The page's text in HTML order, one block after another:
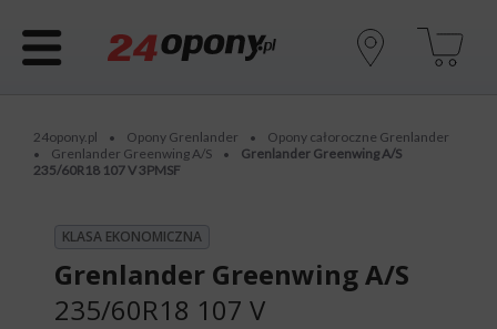
24opony.pl • Opony Grenlander • Opony całoroczne Grenlander
• Grenlander Greenwing A/S •
Grenlander Greenwing A/S
235/60R18 107 V 3PMSF
KLASA EKONOMICZNA
Grenlander Greenwing A/S
235/60R18 107 V